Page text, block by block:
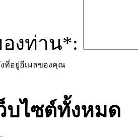
งท่าน*:
ที่อยู่อีเมลของคุณ
บไซต์ทั้งหมด